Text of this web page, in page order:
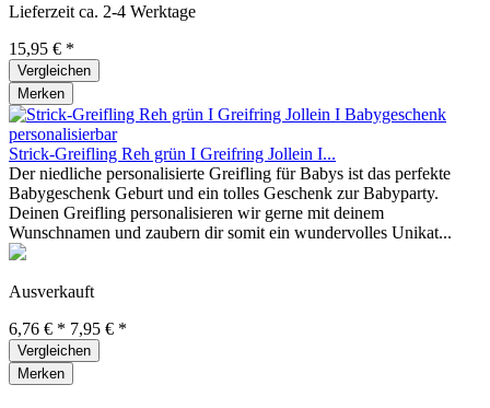
Lieferzeit ca. 2-4 Werktage
15,95 € *
Vergleichen
Merken
Strick-Greifling Reh grün I Greifring Jollein I...
Der niedliche personalisierte Greifling für Babys ist das perfekte
Babygeschenk Geburt und ein tolles Geschenk zur Babyparty.
Deinen Greifling personalisieren wir gerne mit deinem
Wunschnamen und zaubern dir somit ein wundervolles Unikat...
Ausverkauft
6,76 € * 7,95 € *
Vergleichen
Merken